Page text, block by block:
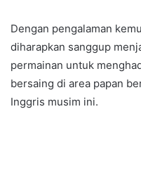
Dengan pengalaman
diharapkan sanggup
permainan untuk
bersaing di area papan
Inggris musim ini.